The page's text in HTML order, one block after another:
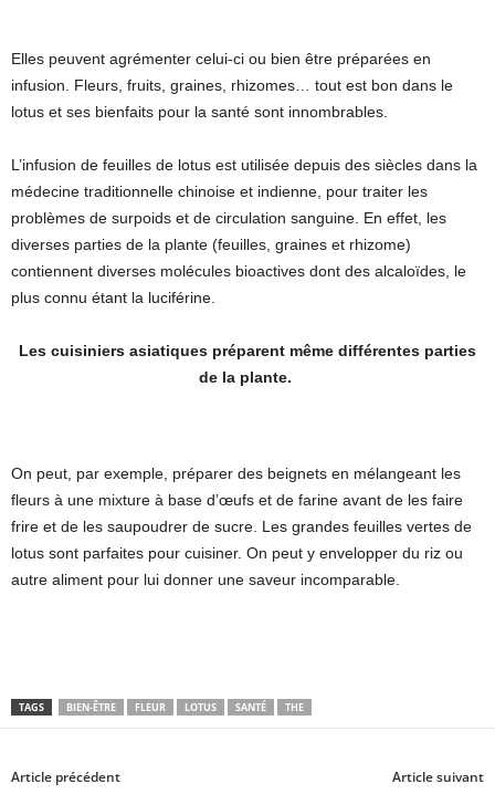
Elles peuvent agrémenter celui-ci ou bien être préparées en
infusion. Fleurs, fruits, graines, rhizomes… tout est bon dans le
lotus et ses bienfaits pour la santé sont innombrables.
L’infusion de feuilles de lotus est utilisée depuis des siècles dans la
médecine traditionnelle chinoise et indienne, pour traiter les
problèmes de surpoids et de circulation sanguine. En effet, les
diverses parties de la plante (feuilles, graines et rhizome)
contiennent diverses molécules bioactives dont des alcaloïdes, le
plus connu étant la luciférine.
Les cuisiniers asiatiques préparent même différentes parties
de la plante.
On peut, par exemple, préparer des beignets en mélangeant les
fleurs à une mixture à base d’œufs et de farine avant de les faire
frire et de les saupoudrer de sucre. Les grandes feuilles vertes de
lotus sont parfaites pour cuisiner. On peut y envelopper du riz ou
autre aliment pour lui donner une saveur incomparable.
TAGS BIEN-ÊTRE FLEUR LOTUS SANTÉ THE
Article précédent Article suivant